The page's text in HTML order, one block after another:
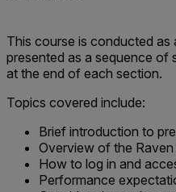
This course is conducted as
presented as a sequence of
at the end of each section.
Topics covered include:
Brief introduction to
Overview of the
How to log in and
Performance